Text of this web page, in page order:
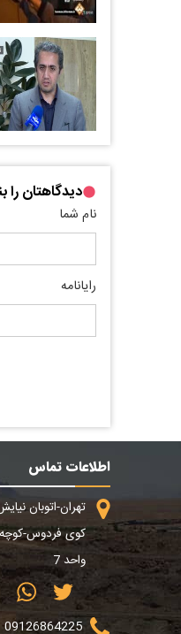
دیدگاهتان را
نام شما
رایانامه
اطلاعات تماس
تهران-اتوبان
واحد 7
09126864225